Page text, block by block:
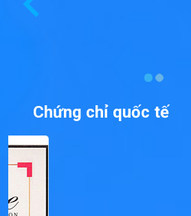
Chứng chỉ quốc tế